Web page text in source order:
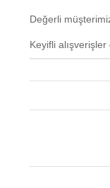
Değerli
Keyifli alışverişler